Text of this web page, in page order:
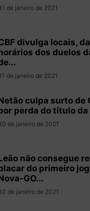
de janeiro de 2021
divulga locais,
dos duelos
de janeiro de 2021
culpa surto de
perda do título da
de janeiro de 2021
não consegue
do primeiro
GO...
de janeiro de 2021